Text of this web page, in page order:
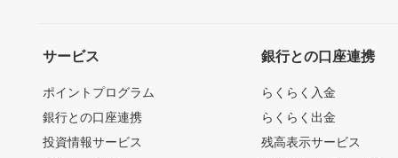
サービス
ポイントプログラム
銀行との口座連携
投資情報サービス
銀行との口座連携
らくらく入金
らくらく出金
残高表示サービス